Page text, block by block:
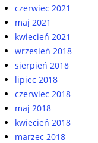
czerwiec 2021
maj 2021
kwiecień 2021
wrzesień 2018
sierpień 2018
lipiec 2018
czerwiec 2018
maj 2018
kwiecień 2018
marzec 2018